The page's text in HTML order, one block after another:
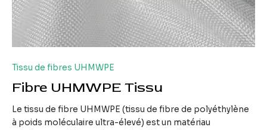
Tissu de fibres UHMWPE
Fibre UHMWPE Tissu
Le tissu de fibre UHMWPE (tissu de fibre de polyéthylène
à poids moléculaire ultra-élevé) est un matériau